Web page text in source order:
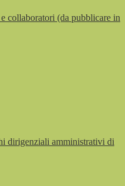
collaboratori (da pubblicare in
dirigenziali amministrativi di